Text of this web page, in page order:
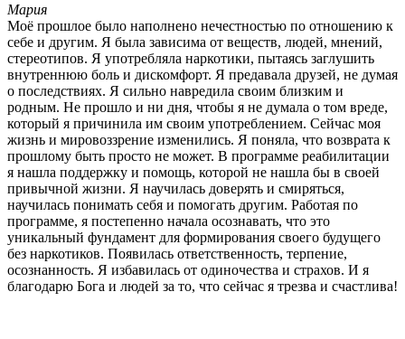
Мария
Моё прошлое было наполнено нечестностью по отношению к
себе и другим. Я была зависима от веществ, людей, мнений,
стереотипов. Я употребляла наркотики, пытаясь заглушить
внутреннюю боль и дискомфорт. Я предавала друзей, не думая
о последствиях. Я сильно навредила своим близким и
родным. Не прошло и ни дня, чтобы я не думала о том вреде,
который я причинила им своим употреблением. Сейчас моя
жизнь и мировоззрение изменились. Я поняла, что возврата к
прошлому быть просто не может. В программе реабилитации
я нашла поддержку и помощь, которой не нашла бы в своей
привычной жизни. Я научилась доверять и смиряться,
научилась понимать себя и помогать другим. Работая по
программе, я постепенно начала осознавать, что это
уникальный фундамент для формирования своего будущего
без наркотиков. Появилась ответственность, терпение,
осознанность. Я избавилась от одиночества и страхов. И я
благодарю Бога и людей за то, что сейчас я трезва и счастлива!